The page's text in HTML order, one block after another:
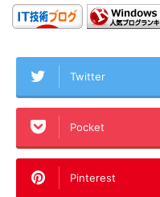
Twitter
Pocket
Pinterest